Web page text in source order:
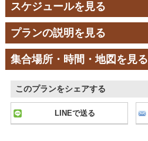
スケジュールを見る
プランの説明を見る
集合場所・時間・地図を見る
このプランをシェアする
LINEで送る